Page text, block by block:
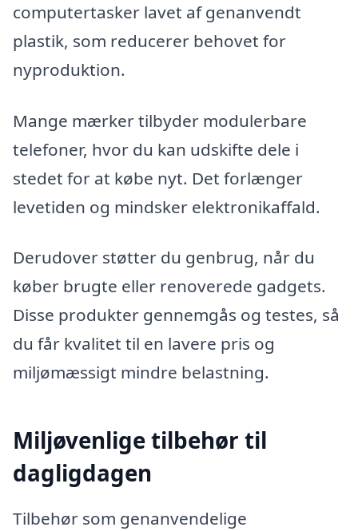
computertasker lavet af genanvendt
plastik, som reducerer behovet for
nyproduktion.
Mange mærker tilbyder modulerbare
telefoner, hvor du kan udskifte dele i
stedet for at købe nyt. Det forlænger
levetiden og mindsker elektronikaffald.
Derudover støtter du genbrug, når du
køber brugte eller renoverede gadgets.
Disse produkter gennemgås og testes, så
du får kvalitet til en lavere pris og
miljømæssigt mindre belastning.
Miljøvenlige tilbehør til
dagligdagen
Tilbehør som genanvendelige